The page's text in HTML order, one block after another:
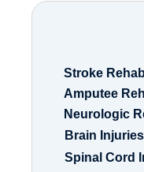
Stroke
Amputee
Neurologic
Brain Injuries
Spinal Cord